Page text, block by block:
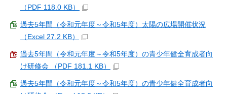
（PDF 118.0 KB）
過去5年間（令和元年度～令和5年度）太陽の広場開催状況
（Excel 27.2 KB）
過去5年間（令和元年度～令和5年度）の青少年健全育成者向
け研修会 （PDF 181.1 KB）
過去5年間（令和元年度～令和5年度）の青少年健全育成者向